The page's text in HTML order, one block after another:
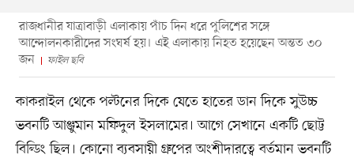
রাজধানীর যাত্রাবাড়ী এলাকায় পাঁচ দিন ধরে পুলিশের সঙ্গে
আন্দোলনকারীদের সংঘর্ষ হয়। এই এলাকায় নিহত হয়েছেন অন্তত ৩০
জন
ফাইল ছবি
কাকরাইল থেকে পল্টনের দিকে যেতে হাতের ডান দিকে সুউচ্চ
ভবনটি আঞ্জুমান মফিদুল ইসলামের। আগে সেখানে একটি ছোট্ট
বিল্ডিং ছিল। কোনো ব্যবসায়ী গ্রুপের অংশীদারত্বে বর্তমান ভবনটি